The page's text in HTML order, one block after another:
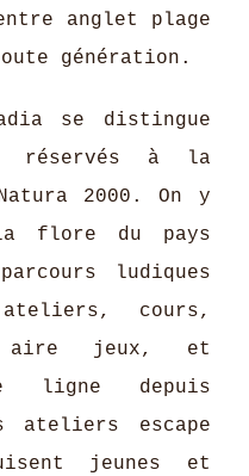
anglet plage
génération.
se distingue
réservés à la
2000. On y
flore du pays
ludiques
cours,
aire jeux, et
ligne depuis
ateliers escape
jeunes et